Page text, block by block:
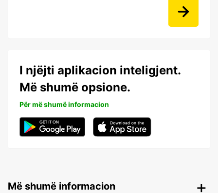
I njëjti aplikacion inteligjent.
Më shumë opsione.
Për më shumë informacion
Më shumë informacion